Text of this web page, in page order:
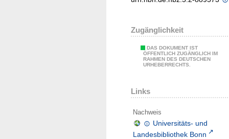
Zugänglichkeit
DAS DOKUMENT IST
ÖFFENTLICH ZUGÄNGLICH IM
RAHMEN DES DEUTSCHEN
URHEBERRECHTS.
Links
Nachweis
Universitäts- und
Landesbibliothek Bonn